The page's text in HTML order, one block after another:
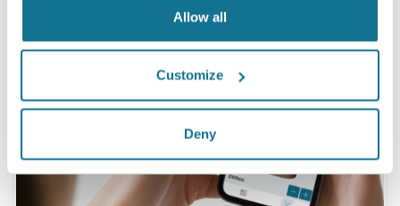
Allow all
Customize
Deny